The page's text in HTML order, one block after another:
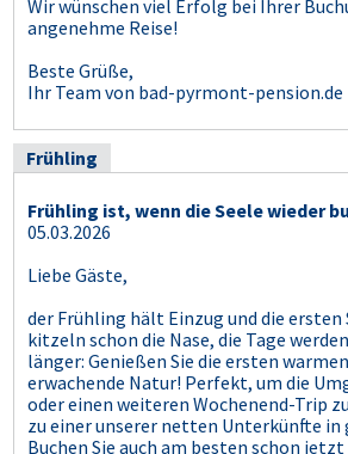
Wir wünschen viel Erfolg bei Ihrer
angenehme Reise!
Beste Grüße,
Ihr Team von bad-pyrmont-pension.de
Frühling
Frühling ist, wenn die Seele wieder
05.03.2026
Liebe Gäste,
der Frühling hält Einzug und die
kitzeln schon die Nase, die Tage
länger: Genießen Sie die ersten
erwachende Natur! Perfekt, um die
oder einen weiteren Wochenend-Trip
zu einer unserer netten Unterkünfte in
Buchen Sie auch am besten schon